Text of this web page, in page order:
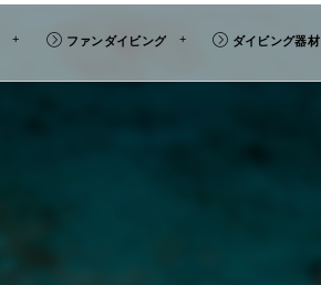
ファンダイビング ダイビング器材